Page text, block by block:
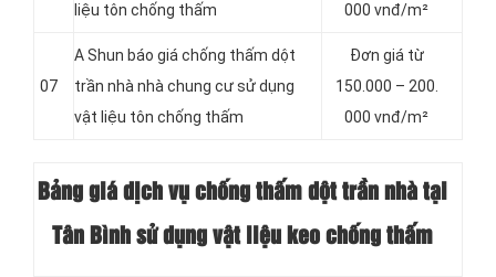
liệu tôn chống thấm
000 vnđ/m²
07
A Shun báo giá chống thấm dột
trần nhà nhà chung cư sử dụng
vật liệu tôn chống thấm
Đơn giá từ
150.000 – 200.
000 vnđ/m²
Bảng giá dịch vụ chống thấm dột trần nhà tại
Tân Bình sử dụng vật liệu keo chống thấm